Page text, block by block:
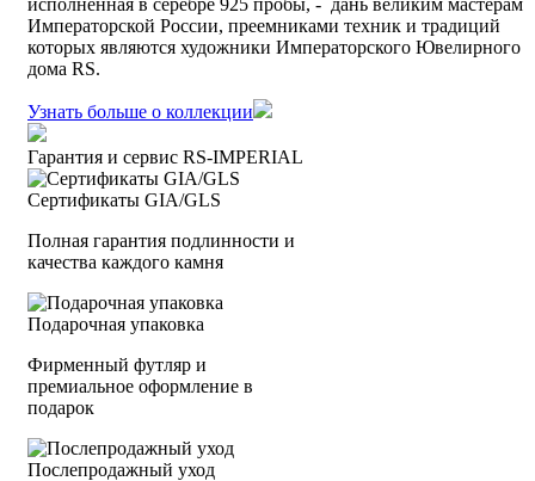
Императорской России, преемниками техник и традиций
которых являются художники Императорского Ювелирного
дома RS.
Узнать больше о коллекции
Гарантия и сервис RS‑IMPERIAL
Сертификаты GIA/GLS
Полная гарантия подлинности и
качества каждого камня
Подарочная упаковка
Фирменный футляр и
премиальное оформление в
подарок
Послепродажный уход